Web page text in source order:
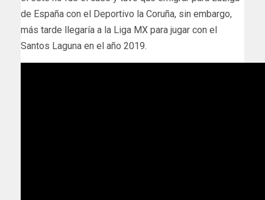
de España con el Deportivo la Coruña, sin embargo,
más tarde llegaría a la Liga MX para jugar con el
Santos Laguna en el año 2019.